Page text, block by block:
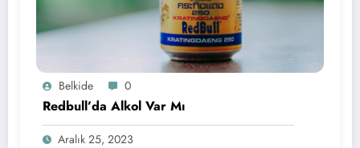
Belkide 0
Redbull’da Alkol Var Mı
Aralık 25, 2023